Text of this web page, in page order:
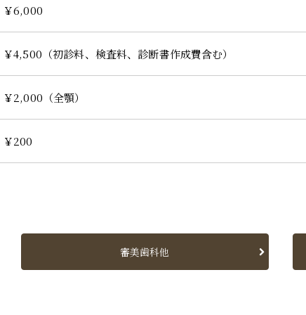
￥6,000
￥4,500（初診料、検査料、診断書作成費含む）
￥2,000（全顎）
￥200
審美歯科他